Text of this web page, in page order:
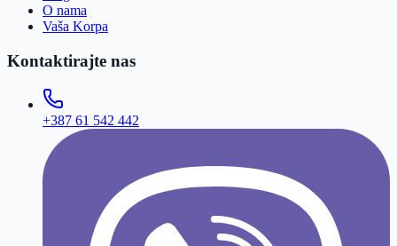
O nama
Vaša Korpa
Kontaktirajte nas
+387 61 542 442